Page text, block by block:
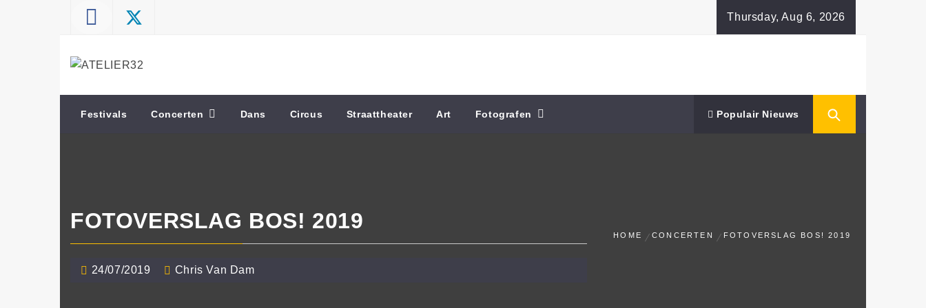
Thursday, Aug 6, 2026
ATELIER32
Festivals Concerten Dans Circus Straattheater Art Fotografen Populair Nieuws
FOTOVERSLAG BOS! 2019
24/07/2019 Chris Van Dam
HOME CONCERTEN FOTOVERSLAG BOS! 2019